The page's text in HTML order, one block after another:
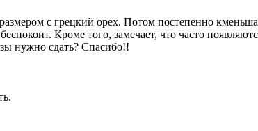
с грецкий орех. Потом постепенно
Кроме того, замечает, что часто
нужно сдать? Спасибо!!